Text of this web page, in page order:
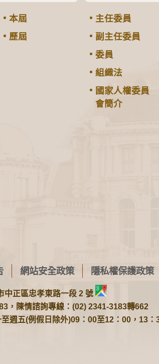
本屆
歷屆
主任委員
副主任委員
委員
組織法
國家人權委員
會簡介
網站安全政策 隱私權保護政策
中正區忠孝東路一段 2 號
，陳情諮詢專線：(02) 2341-3183轉662
週五(例假日除外)09：00至12：00，13：